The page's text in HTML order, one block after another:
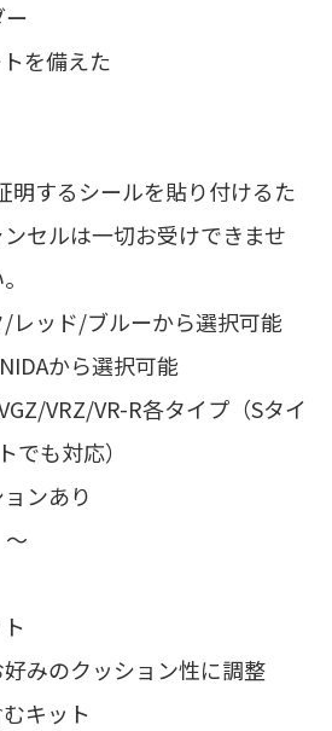
を備えた
明するシールを貼り付けるた
セルは一切お受けできませ
ッド/ブルーから選択可能
から選択可能
VRZ/VR-R各タイプ（Sタイ
でも対応）
ンあり
みのクッション性に調整
キット